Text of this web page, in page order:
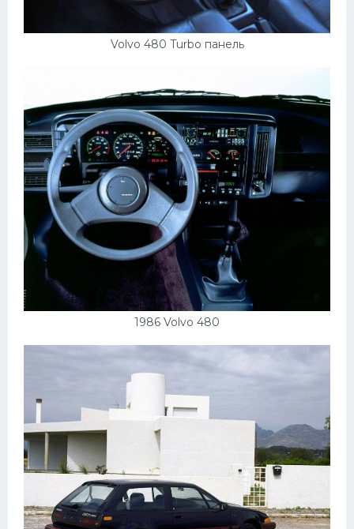
Volvo 480 Turbo панель
1986 Volvo 480